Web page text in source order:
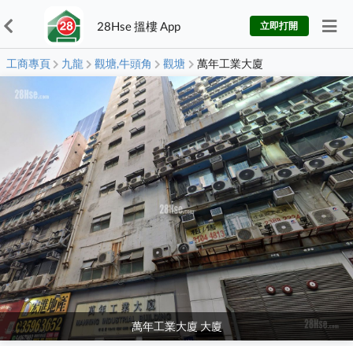
28Hse 搵樓 App 立即打開
工商專頁 九龍 觀塘,牛頭角 觀塘 萬年工業大廈
萬年工業大廈 大廈